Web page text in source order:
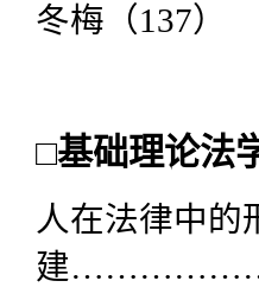
冬梅（137）
□基础理论法
人在法律中的
建